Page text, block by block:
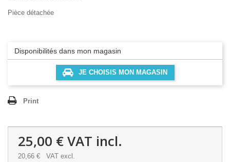
Pièce détachée
Disponibilités dans mon magasin
JE CHOISIS MON MAGASIN
Print
25,00 €VAT incl.
20,66 € VAT excl.